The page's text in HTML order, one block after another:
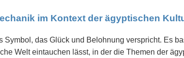
im Kontext der ägyptischen
Symbol, das Glück und Belohnung verspricht. Es
Welt eintauchen lässt, in der die Themen der